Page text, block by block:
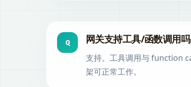
Q 网关支持工具/函数调用吗
支持。工具调用与 function
架可正常工作。